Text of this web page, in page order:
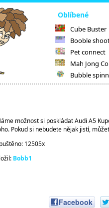
Oblíbené
Cube Buster
Booble
Pet connect
Mah Jong
Bubble
možnost si poskládat Audi A5
Pokud si nebudete nějak jistí,
12505x
Bobb1
Facebook